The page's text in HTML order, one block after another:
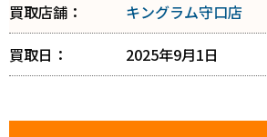
買取店舗：
キングラム守口店
買取日：
2025年9月1日